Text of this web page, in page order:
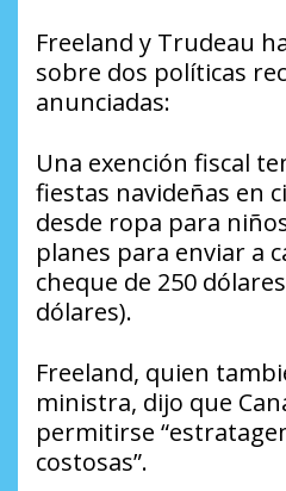
Freeland y Trudeau
sobre dos políticas
anunciadas:
Una exención fiscal
fiestas navideñas en
desde ropa para
planes para enviar a
cheque de 250
dólares).
Freeland, quien
ministra, dijo que
permitirse
costosas”.